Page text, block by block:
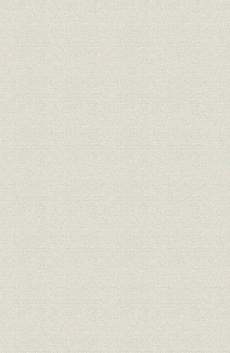
技術;製品
省力技術、限りなく (1)多関節ロ
ボットGWR(名古屋・FAシステ
ム工場)(2)無人搬送台車と天吊
り走行形マテハンフォボット[沼
津・開閉器工場)(3)無人搬送台
車の品質評価(名古屋・FAシステ
ム工場)(4)FAを担う自動搬送シ
ステム(5)原子力施設用両腕マニ
プレータ調整試験(大崎・5号館)
(6)鋳ばらしマニプレータ(豊田
自動織機製作所[に納入])(7)ホイ
スト製造配線工程(名古屋・FAシ
ステム工場)
技術;製品
広がるエレクトロニクスの道
(1)SAWフィルタ用水晶ウエハ
(明電通信工業)(2)エキシマレー
ザ用パルス電源装置の開発(沼
津・電力機器工場)(3)育成炉か
ら引き上げられた人工水晶(米沢
工場)(4)レーザ顕微鏡による品
質評価(沼津・製品研究所)(5)汎
用図面入力装置FZ-1000(6)水晶
振動子を搭載した電話機組立検
査工程(神田通信工業[に納入])(7)
ゲートターンオフサイリスタ、
エピタキシャル工程(沼津・製品
研究所)(8)IC自動マウンティン
グ(沼津・電子機器工場)(9)工業
用パーソナルコンピュータ
μPORT-IV
技術;製品
産業の次代に向けて (1)港湾用コ
ンテナクレーン(阪神外貿埠頭公
団[に納入])(2)スリッターライン
(古賀オール[に納入])(3)サイリス
タが生産性の向上を実現する繊
維機械(4)鍛接管製造ライン高周
波誘導溶接装置(住友金属工業
[に納入])(5)石油化学プラントを
支える電源や電動力応用システ
ム(6)大型放射光施設・特高変電